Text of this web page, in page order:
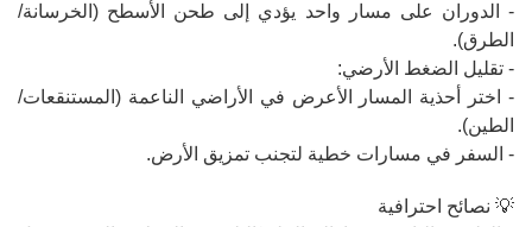
- الدوران على مسار واحد يؤدي إلى طحن الأسطح (الخرسانة/
الطرق).
- تقليل الضغط الأرضي:
- اختر أحذية المسار الأعرض في الأراضي الناعمة (المستنقعات/
الطين).
- السفر في مسارات خطية لتجنب تمزيق الأرض.
💡 نصائح احترافية